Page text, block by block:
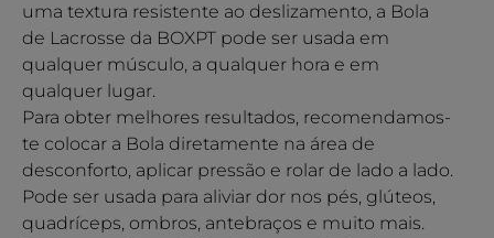
uma textura resistente ao deslizamento, a Bola
de Lacrosse da BOXPT pode ser usada em
qualquer músculo, a qualquer hora e em
qualquer lugar.
Para obter melhores resultados, recomendamos-
te colocar a Bola diretamente na área de
desconforto, aplicar pressão e rolar de lado a lado.
Pode ser usada para aliviar dor nos pés, glúteos,
quadríceps, ombros, antebraços e muito mais.